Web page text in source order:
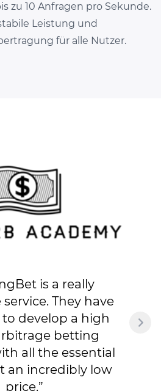
zu 10 Anfragen pro Sekunde.
Leistung und
für alle Nutzer.
is a really
They have
develop a high
betting
all the essential
an incredibly low
price.”